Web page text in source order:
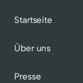
Startseite
Über uns
Presse